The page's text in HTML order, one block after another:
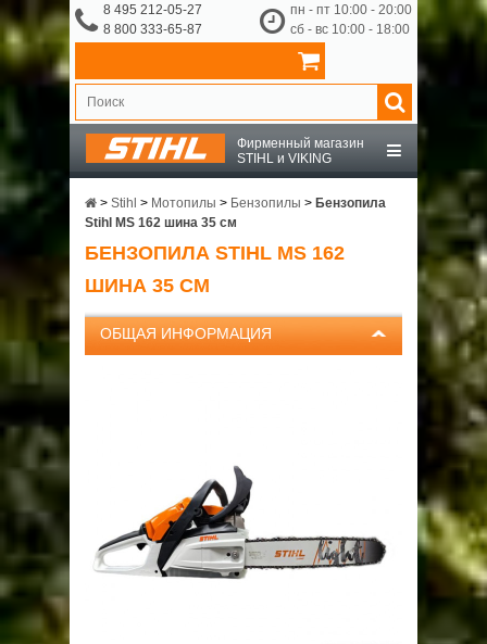
8 495 212-05-27
8 800 333-65-87
пн - пт 10:00 - 20:00
сб - вс 10:00 - 18:00
Фирменный магазин
STIHL и VIKING
STIHL
VIKING
OCHSENKOPF
ОПЛАТА
ГАРАНТИЯ И СЕРВИС
> Stihl > Мотопилы > Бензопилы > Бензопила
Stihl MS 162 шина 35 см
БЕНЗОПИЛА STIHL MS 162
ШИНА 35 СМ
ОБЩАЯ ИНФОРМАЦИЯ